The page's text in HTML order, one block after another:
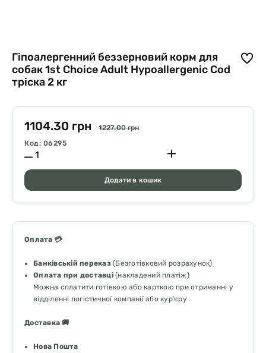
Гіпоалергенний беззерновий корм для
собак 1st Choice Adult Hypoallergenic Cod
тріска 2 кг
1104.30 грн
1227.00 грн
Код: 06295
Додати в кошик
Оплата 💳
Банківській переказ(Безготівковий розрахунок)
Оплата при доставці(накладений платіж)
Можна сплатити готівкою або карткою при отриманні у
відділенні логістичної компанії або кур’єру
Доставка 🚚
Нова Пошта